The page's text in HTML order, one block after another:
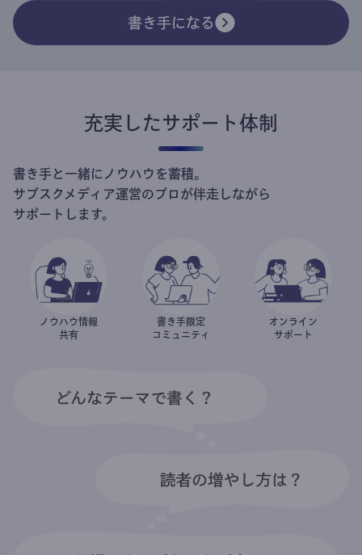
書き手になる
充実したサポート体制
書き手と一緒にノウハウを蓄積。
サブスクメディア運営のプロが伴走しながら
サポートします。
ノウハウ情報
共有
書き手限定
コミュニティ
オンライン
サポート